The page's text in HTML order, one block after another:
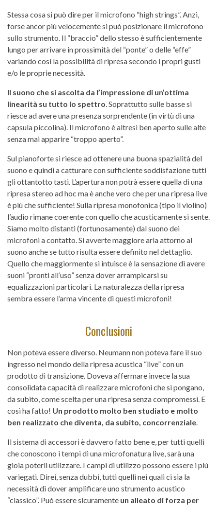
Stessa cosa si può dire per il microfono “high strings”. Anzi,
forse ancor più velocemente si può posizionare il microfono
sullo strumento. Il “braccio” dello stesso è sufficientemente
lungo per arrivare in prossimità del “ponte” o delle “effe”
variando così la possibilità di ripresa secondo i propri gusti
e/o le proprie necessità.
Il suono che si ascolta da l’impressione di un’ottima
linearità su tutto lo spettro. Soprattutto sulle basse si
riesce ad avere una presenza sorprendente (in virtù di una
capsula piccolina). Il microfono è altresì ben aperto sulle alte
senza mai apparire “troppo aperto”.
Sul pianoforte si riesce ad ottenere una buona spazialità del
suono e quindi a catturare con sufficiente soddisfazione tutti
gli ottantotto tasti. L’apertura non potrà essere quella di una
ripresa stereo ad hoc ma è anche vero che per una ripresa live
è più che sufficiente! Sulla ripresa monofonica (tipo il violino)
l’audio rimane coerente con quello che acusticamente si sente.
Siamo molto distanti (fortunosamente) dal suono dei
microfoni a contatto. Si avverte maggiore aria attorno al
suono anche se tutto risulta essere definito nel dettaglio.
Quello che maggiormente si intuisce è la sensazione di avere
suoni “pronti all’uso” senza dover arrampicarsi su
equalizzazioni particolari. La naturalezza della ripresa
sembra essere l’arma vincente di questi microfoni!
Conclusioni
Non poteva essere diverso. Neumann non poteva fare il suo
ingresso nel mondo della ripresa acustica “live” con un
prodotto di transizione. Doveva affermare invece la sua
consolidata capacità di realizzare microfoni che si pongano,
da subito, come scelta per una ripresa senza compromessi. E
così ha fatto! Un prodotto molto ben studiato e molto
ben realizzato che diventa, da subito, concorrenziale.
Il sistema di accessori è davvero fatto bene e, per tutti quelli
che conoscono i tempi di una microfonatura live, sarà una
gioia poterli utilizzare. I campi di utilizzo possono essere i più
variegati. Direi, senza dubbi, tutti quelli nei quali ci sia la
necessità di dover amplificare uno strumento acustico
“classico”. Può essere sicuramente un alleato di forza per